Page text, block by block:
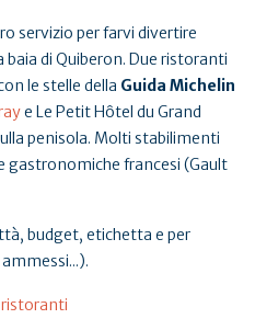
servizio per farvi divertire
di Quiberon. Due ristoranti
le stelle della Guida Michelin
e Le Petit Hôtel du Grand
penisola. Molti stabilimenti
gastronomiche francesi (Gault
budget, etichetta e per